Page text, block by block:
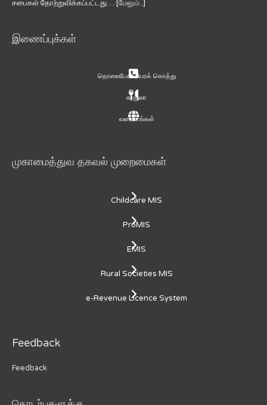
சபைகள் தோற்றுவிக்கப்பட்டது… [மேலும்..]
இணைப்புக்கள்
தொலைபேசி விபரக் கொத்து
சுற்றுலா
வரைபடங்கள்
முகாமைத்துவ தகவல் முறைமைகள்
Childcare MIS
ProMIS
EMIS
Rural Societies MIS
e-Revenue Licence System
Feedback
Feedback